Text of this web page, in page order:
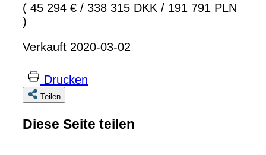
( 45 294 € / 338 315 DKK / 191 791 PLN
)
Verkauft 2020-03-02
Drucken
Teilen
Diese Seite teilen